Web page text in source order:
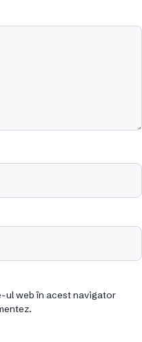
ul web în acest navigator